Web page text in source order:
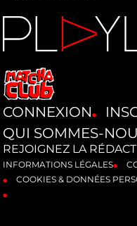
CONNEXION
QUI SOMMES-
REJOIGNEZ LA
INFORMATIONS LÉGALES
COOKIES & DONNÉES